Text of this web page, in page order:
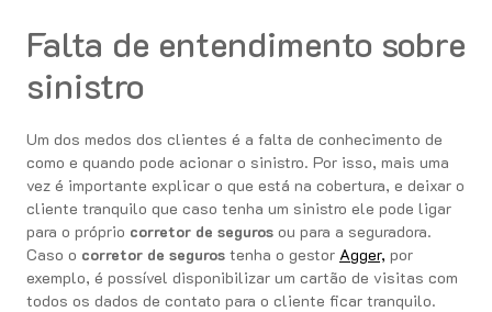
Falta de entendimento sobre
sinistro
Um dos medos dos clientes é a falta de conhecimento de
como e quando pode acionar o sinistro. Por isso, mais uma
vez é importante explicar o que está na cobertura, e deixar o
cliente tranquilo que caso tenha um sinistro ele pode ligar
para o próprio corretor de seguros ou para a seguradora.
Caso o corretor de seguros tenha o gestor Agger, por
exemplo, é possível disponibilizar um cartão de visitas com
todos os dados de contato para o cliente ficar tranquilo.